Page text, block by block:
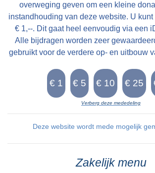
overweging geven om een kleine
instandhouding van deze website. U
€ 1,--. Dit gaat heel eenvoudig via een
Alle bijdragen worden zeer
gebruikt voor de verdere op- en uitbouw
Verberg deze mededeling
Deze website wordt mede mogelijk
Zakelijk menu